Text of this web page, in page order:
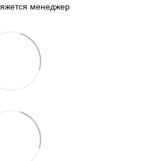
менеджер